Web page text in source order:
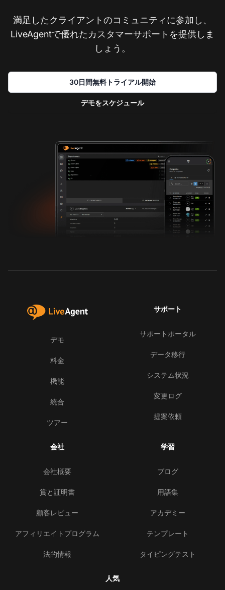
満足したクライアントのコミュニティに参加し、
LiveAgentで優れたカスタマーサポートを提供しま
しょう。
30日間無料トライアル開始
デモをスケジュール
デモ
料金
機能
統合
ツアー
サポート
サポートポータル
データ移行
システム状況
変更ログ
提案依頼
会社
会社概要
賞と証明書
顧客レビュー
アフィリエイトプログラム
法的情報
学習
ブログ
用語集
アカデミー
テンプレート
タイピングテスト
人気